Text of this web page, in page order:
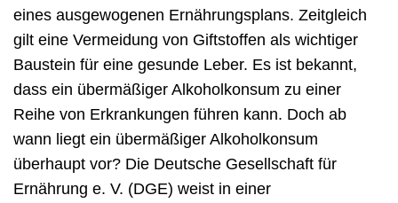
eines ausgewogenen Ernährungsplans. Zeitgleich
gilt eine Vermeidung von Giftstoffen als wichtiger
Baustein für eine gesunde Leber. Es ist bekannt,
dass ein übermäßiger Alkoholkonsum zu einer
Reihe von Erkrankungen führen kann. Doch ab
wann liegt ein übermäßiger Alkoholkonsum
überhaupt vor? Die Deutsche Gesellschaft für
Ernährung e. V. (DGE) weist in einer